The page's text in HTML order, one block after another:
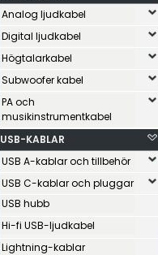
Analog ljudkabel
Digital ljudkabel
Högtalarkabel
Subwoofer kabel
PA och
musikinstrumentkabel
USB-KABLAR
USB A-kablar och tillbehör
USB C-kablar och pluggar
USB hubb
Hi-fi USB-ljudkabel
Lightning-kablar